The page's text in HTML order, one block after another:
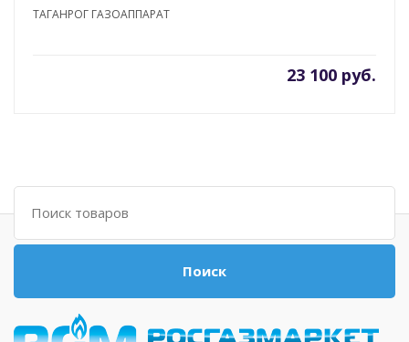
ТАГАНРОГ ГАЗОАППАРАТ
23 100 руб.
Поиск
Поиск